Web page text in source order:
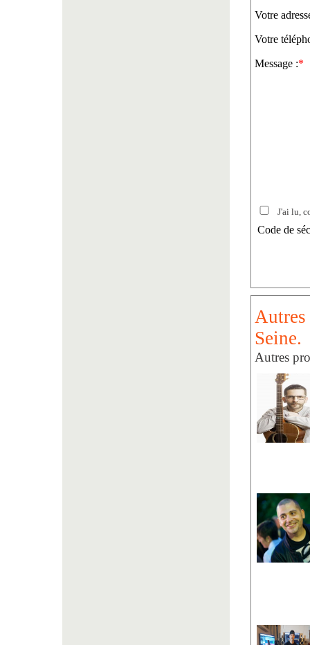
Votre
Votre
Message :*
J'ai lu,
Code de
Autres
Seine.
Autres